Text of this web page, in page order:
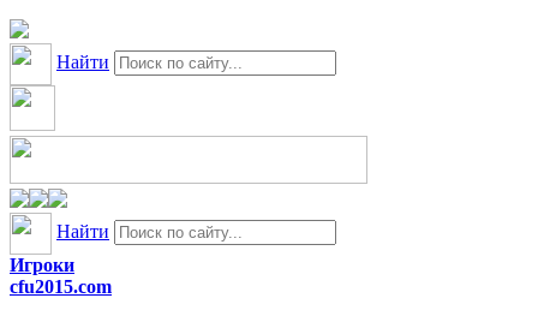
Найти
Найти
Игроки
cfu2015.com